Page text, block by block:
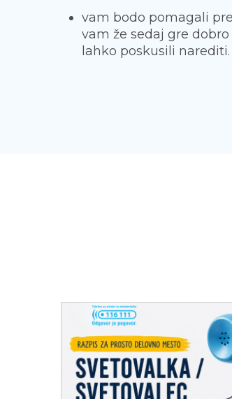
vam bodo pomagali
vam že sedaj gre
lahko poskusili narediti.